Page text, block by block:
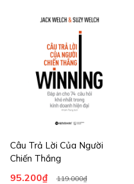
Câu Trả Lời Của Người
Chiến Thắng
95.200₫ 119.000₫